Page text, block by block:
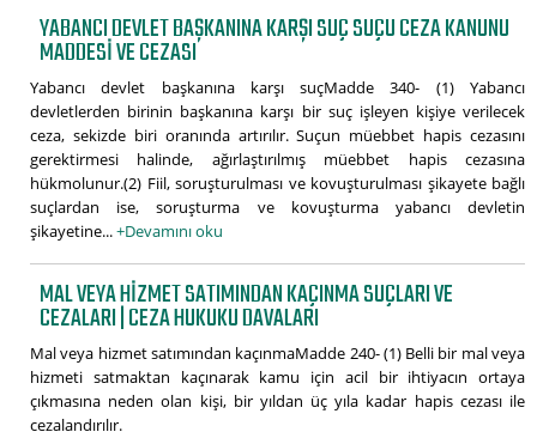
YABANCI DEVLET BAŞKANINA KARŞI SUÇ SUÇU CEZA KANUNU
MADDESI VE CEZASI
Yabancı devlet başkanına karşı suçMadde 340- (1) Yabancı
devletlerden birinin başkanına karşı bir suç işleyen kişiye verilecek
ceza, sekizde biri oranında artırılır. Suçun müebbet hapis cezasını
gerektirmesi halinde, ağırlaştırılmış müebbet hapis cezasına
hükmolunur.(2) Fiil, soruşturulması ve kovuşturulması şikayete bağlı
suçlardan ise, soruşturma ve kovuşturma yabancı devletin
şikayetine...+Devamını oku
MAL VEYA HIZMET SATIMINDAN KAÇINMA SUÇLARI VE
CEZALARI | CEZA HUKUKU DAVALARI
Mal veya hizmet satımından kaçınmaMadde 240- (1) Belli bir mal veya
hizmeti satmaktan kaçınarak kamu için acil bir ihtiyacın ortaya
çıkmasına neden olan kişi, bir yıldan üç yıla kadar hapis cezası ile
cezalandırılır.